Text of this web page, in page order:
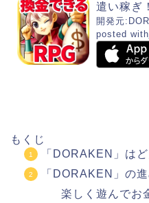
遣い稼ぎ
開発元:
posted with
もくじ
「DORAKEN」は
「DORAKEN」の
楽しく遊んでお